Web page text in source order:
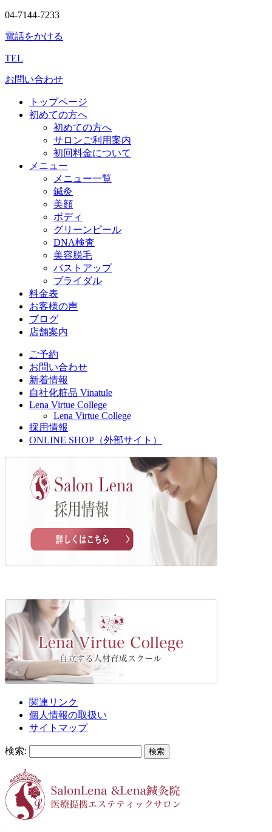
04-7144-7233
電話をかける
TEL
お問い合わせ
トップページ
初めての方へ
初めての方へ
サロンご利用案内
初回料金について
メニュー
メニュー一覧
鍼灸
美顔
ボディ
グリーンピール
DNA検査
美容脱毛
バストアップ
ブライダル
料金表
お客様の声
ブログ
店舗案内
ご予約
お問い合わせ
新着情報
自社化粧品 Vinatule
Lena Virtue College
Lena Virtue College
採用情報
ONLINE SHOP（外部サイト）
関連リンク
個人情報の取扱い
サイトマップ
検索: